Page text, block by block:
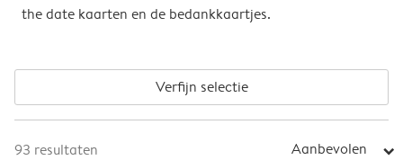
the date kaarten en de bedankkaartjes.
Verfijn selectie
93 resultaten Aanbevolen arrow_right